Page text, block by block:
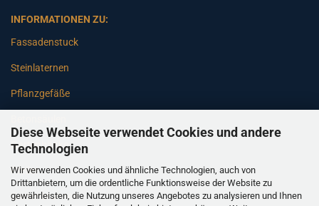
Diese Webseite verwendet Cookies und andere
Technologien
Wir verwenden Cookies und ähnliche Technologien, auch von
Drittanbietern, um die ordentliche Funktionsweise der Website zu
gewährleisten, die Nutzung unseres Angebotes zu analysieren und Ihnen
INFORMATIONEN ZU:
Fassadenstuck
Steinlaternen
Pflanzgefäße
Gartenbänke
Pfeiler
Gartenbrunnen